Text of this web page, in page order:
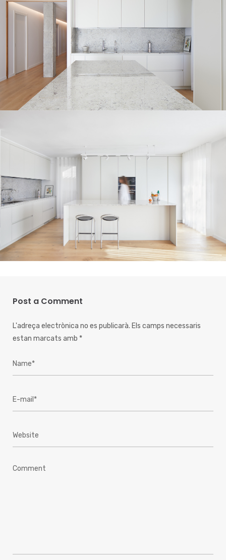
Post a Comment
L'adreça electrònica no es publicarà. Els camps necessaris
estan marcats amb *